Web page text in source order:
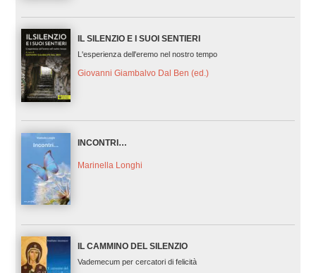
IL SILENZIO E I SUOI SENTIERI
L'esperienza dell'eremo nel nostro tempo
Giovanni Giambalvo Dal Ben (ed.)
INCONTRI…
Marinella Longhi
IL CAMMINO DEL SILENZIO
Vademecum per cercatori di felicità